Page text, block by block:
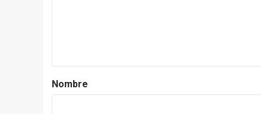
Nombre